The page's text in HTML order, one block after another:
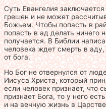
Суть Евангелия
грешен и не может
Божьем. Чтобы попасть в
попасть в ад делать ничего
получается. В Библии
человека ждет смерть в
от бога.
Но Бог не отвернулся от
Иисуса Христа, который
если человек признает, что
признает Бога, то у него
и на вечную жизнь в